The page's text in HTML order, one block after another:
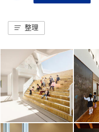
整理